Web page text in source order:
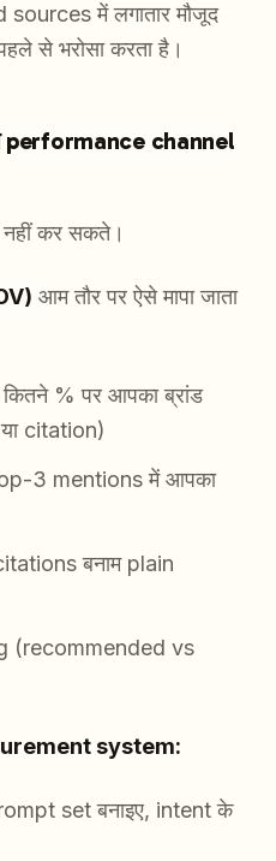
sources में लगातार मौजूद
से भरोसा करता है।
performance channel
कर सकते।
आम तौर पर ऐसे मापा जाता
% पर आपका ब्रांड
citation)
3 mentions में आपका
बनाम plain
(recommended vs
system:
set बनाइए, intent के